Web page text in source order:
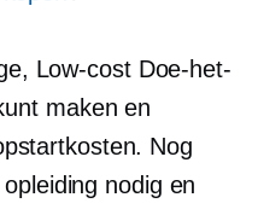
Low-costDoe-het-
maken en
Nog
nodig en